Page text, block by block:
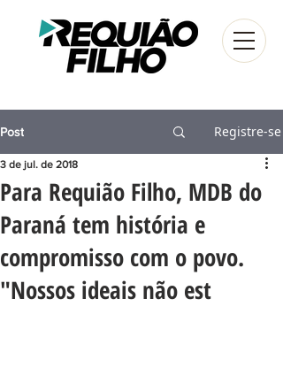
Post Registre-se
Para Requião Filho, MDB do
Paraná tem história e
compromisso com o povo.
"Nossos ideais não est
3 de jul. de 2018